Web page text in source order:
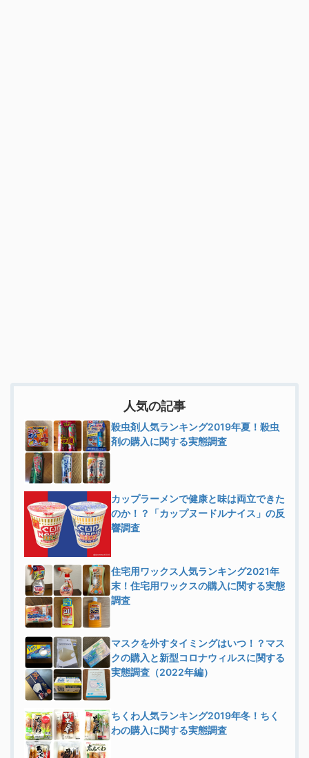
人気の記事
殺虫剤人気ランキング2019年夏！殺虫
剤の購入に関する実態調査
カップラーメンで健康と味は両立できた
のか！？「カップヌードルナイス」の反
響調査
住宅用ワックス人気ランキング2021年
末！住宅用ワックスの購入に関する実態
調査
マスクを外すタイミングはいつ！？マス
クの購入と新型コロナウィルスに関する
実態調査（2022年編）
ちくわ人気ランキング2019年冬！ちく
わの購入に関する実態調査